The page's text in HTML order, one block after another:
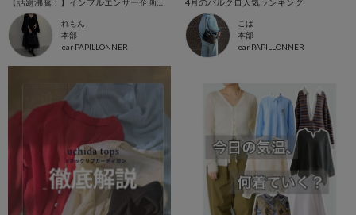
れもん
本部
ear PAPILLONNER
こば
本部
ear PAPILLONNER